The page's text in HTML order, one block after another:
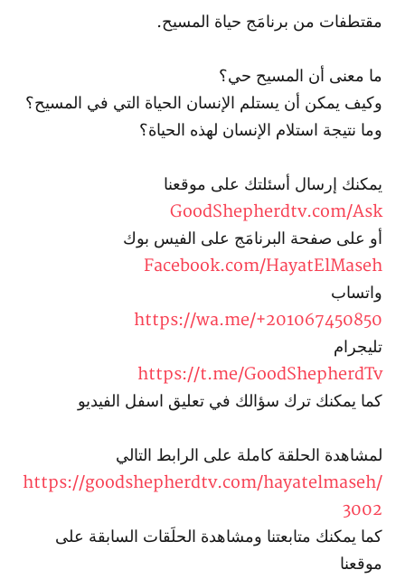
مقتطفات من برنامَج حياة المسيح.
ما معنى أن المسيح حي؟
وكيف يمكن أن يستلم الإنسان الحياة التي في المسيح؟
وما نتيجة استلام الإنسان لهذه الحياة؟
يمكنك إرسال أسئلتك على موقعنا
GoodShepherdtv.com/Ask
أو على صفحة البرنامَج على الفيس بوك
Facebook.com/HayatElMaseh
واتساب
https://wa.me/+201067450850
تليجرام
https://t.me/GoodShepherdTv
كما يمكنك ترك سؤالك في تعليق اسفل الفيديو
لمشاهدة الحلقة كاملة على الرابط التالي
https://goodshepherdtv.com/hayatelmaseh/
3002
كما يمكنك متابعتنا ومشاهدة الحلَقات السابقة على
موقعنا